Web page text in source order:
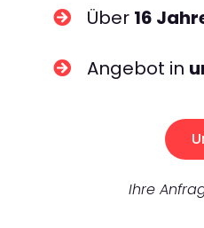
Über 16
Angebot in
Ihre